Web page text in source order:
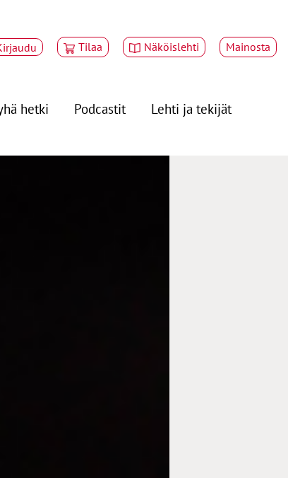
Tilaa Näköislehti Mainosta
hetki Podcastit
Lehti ja tekijät